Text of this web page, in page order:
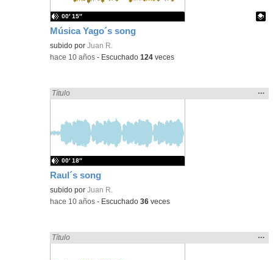
Música Yago´s song
Contenido educativo.
subido porJuan R.
00′ 15″
-hace 10 años - Escuchado124 veces
Raul´s song
Encontrado «song» en:
Título
la
…
subido porJuan R.
00′ 18″
-hace 10 años - Escuchado36 veces
Encontrado «song» en:
Título
la
…